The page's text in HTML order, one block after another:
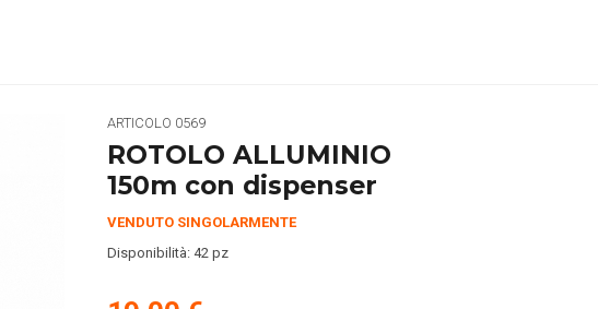
ARTICOLO 0569
ROTOLO ALLUMINIO
150m con dispenser
VENDUTO SINGOLARMENTE
Disponibilità: 42 pz